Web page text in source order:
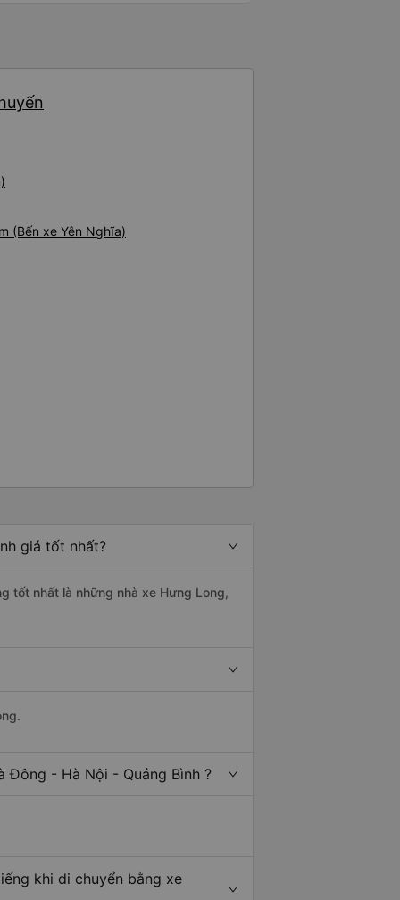
tôi sẽ giới thiệu dịch vụ này
này.
(Bến xe Yên Nghĩa)
giá tốt nhất?
tốt nhất là những nhà xe Hưng Long,
Đông - Hà Nội - Quảng Bình ?
khi di chuyển bằng xe